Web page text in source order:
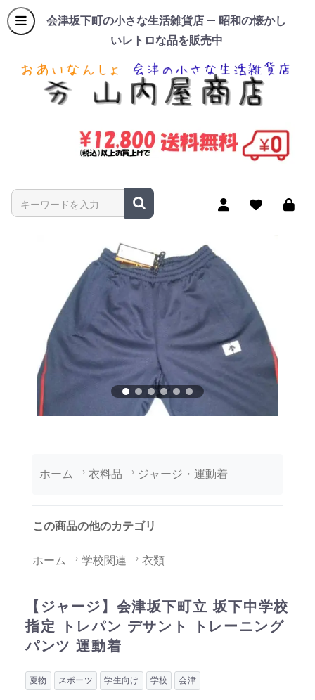
会津坂下町の小さな生活雑貨店 — 昭和の懐かし
いレトロな品を販売中
商品名やキーワードを入力
ホーム 衣料品 ジャージ・運動着
この商品の他のカテゴリ
ホーム 学校関連 衣類
【ジャージ】会津坂下町立 坂下中学校
指定 トレパン デサント トレーニング
パンツ 運動着
夏物 スポーツ 学生向け 学校 会津